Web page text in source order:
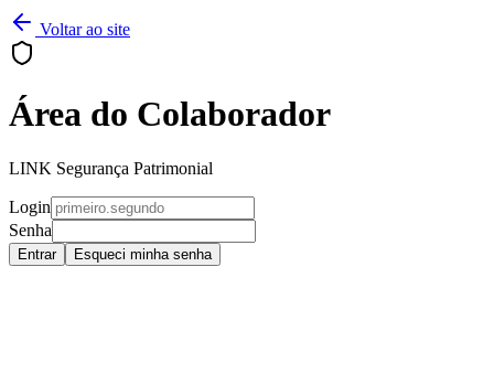
Voltar ao site
Área do Colaborador
LINK Segurança Patrimonial
Login
Senha
Entrar Esqueci minha senha